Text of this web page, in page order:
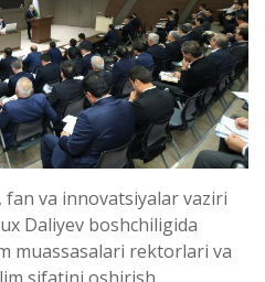
fan va innovatsiyalar vaziri
Daliyev boshchiligida
muassasalari rektorlari va